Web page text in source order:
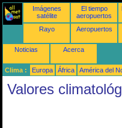
Imágenes
satélite
El tiempo
aeropuertos
Rayo Aeropuertos
Noticias Acerca
Clima : Europa África América del
Valores